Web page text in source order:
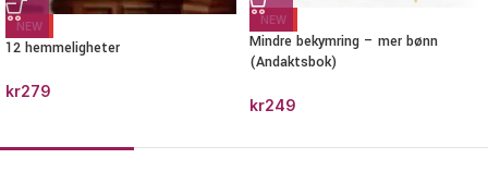
NEW
12 hemmeligheter
kr279
NEW
Mindre bekymring – mer bønn
(Andaktsbok)
kr249